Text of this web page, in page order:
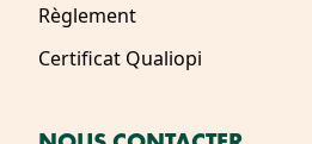
Règlement
Certificat Qualiopi